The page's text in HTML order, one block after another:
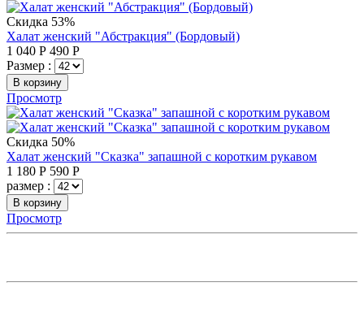
Скидка 53%
Халат женский "Абстракция" (Бордовый)
1 040 Р 490 Р
Размер :
В корзину
Просмотр
Скидка 50%
Халат женский "Сказка" запашной с коротким рукавом
1 180 Р 590 Р
размер :
В корзину
Просмотр